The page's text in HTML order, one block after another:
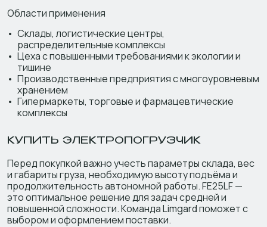
Области применения
Склады, логистические центры,
распределительные комплексы
Цеха с повышенными требованиями к экологии и
тишине
Производственные предприятия с многоуровневым
хранением
Гипермаркеты, торговые и фармацевтические
комплексы
КУПИТЬ ЭЛЕКТРОПОГРУЗЧИК
Перед покупкой важно учесть параметры склада, вес
и габариты груза, необходимую высоту подъёма и
продолжительность автономной работы. FE25LF —
это оптимальное решение для задач средней и
повышенной сложности. Команда Limgard поможет с
выбором и оформлением поставки.